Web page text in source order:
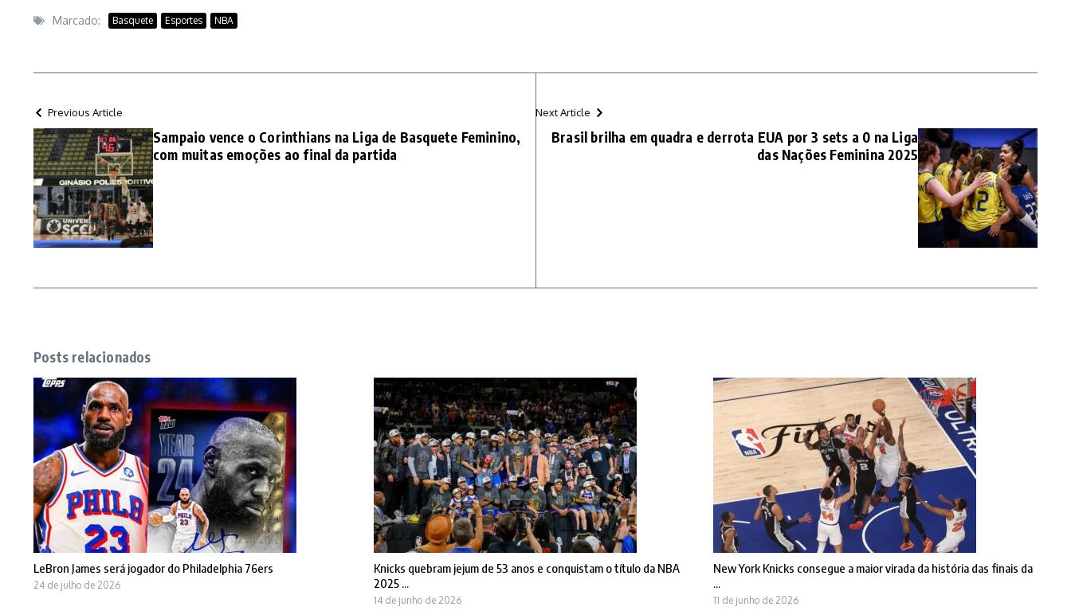
Marcado: Basquete Esportes NBA
Previous Article
Sampaio vence o Corinthians na Liga de Basquete Feminino,
com muitas emoções ao final da partida
Next Article
Brasil brilha em quadra e derrota EUA por 3 sets a 0 na Liga
das Nações Feminina 2025
Posts relacionados
LeBron James será jogador do Philadelphia 76ers
24 de julho de 2026
Knicks quebram jejum de 53 anos e conquistam o título da NBA
2025 ...
14 de junho de 2026
New York Knicks consegue a maior virada da história das finais da
...
11 de junho de 2026